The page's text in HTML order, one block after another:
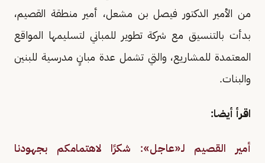
من الأمير الدكتور فيصل بن مشعل، أمير منطقة القصيم،
بدأت بالتنسيق مع شركة تطوير للمباني لتسليمها المواقع
المعتمدة للمشاريع، والتي تشمل عدة مبانٍ مدرسية للبنين
والبنات.
اقرأ أيضا:
أمير القصيم لـ«عاجل»: شكرًا لاهتمامكم بجهودنا